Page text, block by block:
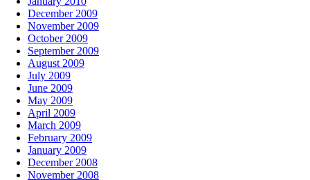
December 2009
November 2009
October 2009
September 2009
August 2009
July 2009
June 2009
May 2009
April 2009
March 2009
February 2009
January 2009
December 2008
November 2008